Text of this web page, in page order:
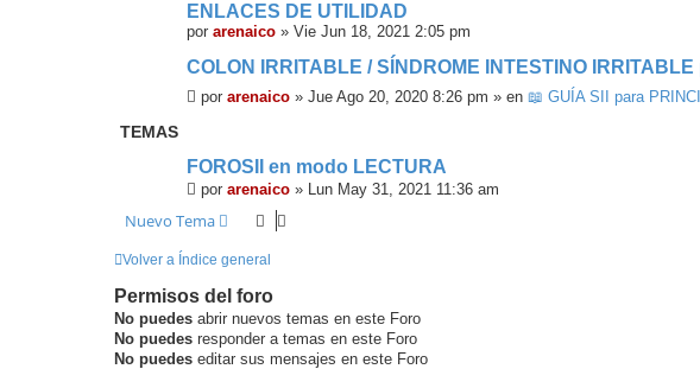
ENLACES DE UTILIDAD
por arenaico » Vie Jun 18, 2021 2:05 pm
COLON IRRITABLE / SÍNDROME INTESTINO
por arenaico » Jue Ago 20, 2020 8:26 pm » en 📖 GUÍA SII para
TEMAS
FOROSII en modo LECTURA
por arenaico » Lun May 31, 2021 11:36 am
Nuevo Tema
Volver a Índice general
Permisos del foro
No puedes abrir nuevos temas en este Foro
No puedes responder a temas en este Foro
No puedes editar sus mensajes en este Foro